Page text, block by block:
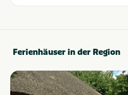
Ferienhäuser in der Region